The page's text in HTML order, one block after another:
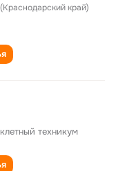
край)
техникум